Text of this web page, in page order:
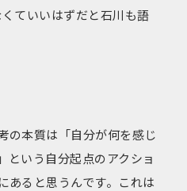
ていいはずだと石川も語
の本質は「自分が何を感じ
という自分起点のアクショ
あると思うんです。これは